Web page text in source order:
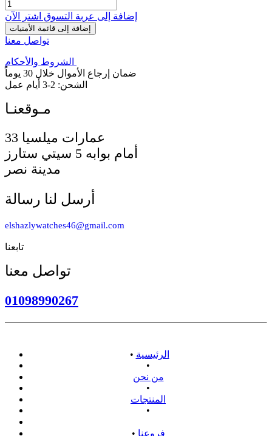
إضافة إلى عربة التسوق اشترِ الآن
إضافة إلى قائمة الأمنيات
تواصل معنا
الشروط والأحكام
ضمان إرجاع الأموال خلال 30 يوماً
الشحن: 2-3 أيام عمل
أمام بوابه 5 سيتي ستارز
مدينة نصر
أرسل لنا رسالة
elshazlywatches46@gmail.com
تابعنا
تواصل معنا
01098990267
• الرئيسية
•
من نحن
•
المنتجات
•
• فروعنا